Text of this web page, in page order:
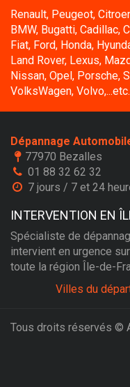
Renault, Peugeot,
BMW, Bugatti, Cadillac,
Fiat, Ford, Honda,
Land Rover, Lexus,
Nissan, Opel, Porsche,
VolksWagen, Volvo,...etc.
Dépannage
77970 Bezalles
01 88 32 62 32
7 jours / 7 et 24
INTERVENTION EN
Spécialiste de
intervient en urgence
toute la région Île-de-
Villes du
Tous droits réservés ©